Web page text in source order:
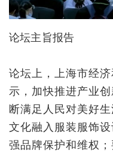
论坛主旨报告
论坛上，上海市经
示，加快推进产业
断满足人民对美好
文化融入服装服饰
强品牌保护和维权